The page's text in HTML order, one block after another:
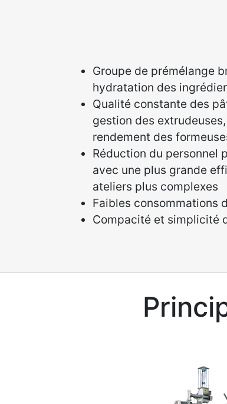
Groupe de prémélange
hydratation des
Qualité constante des
gestion des
rendement des
Réduction du personnel
avec une plus grande
ateliers plus complexes
Faibles consommations
Compacité et simplicité